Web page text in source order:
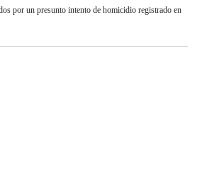
por un presunto intento de homicidio registrado en